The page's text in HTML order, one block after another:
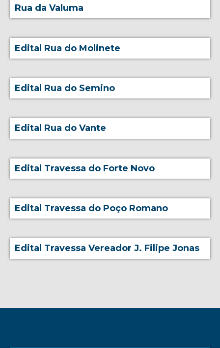
Rua da Valuma
Edital Rua do Molinete
Edital Rua do Semino
Edital Rua do Vante
Edital Travessa do Forte Novo
Edital Travessa do Poço Romano
Edital Travessa Vereador J. Filipe Jonas